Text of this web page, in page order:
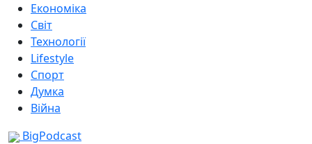
Економіка
Світ
Технології
Lifestyle
Спорт
Думка
Війна
BigPodcast